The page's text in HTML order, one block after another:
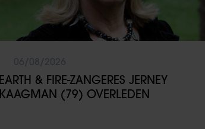
EARTH & FIRE-ZANGERES JERNEY
KAAGMAN (79) OVERLEDEN